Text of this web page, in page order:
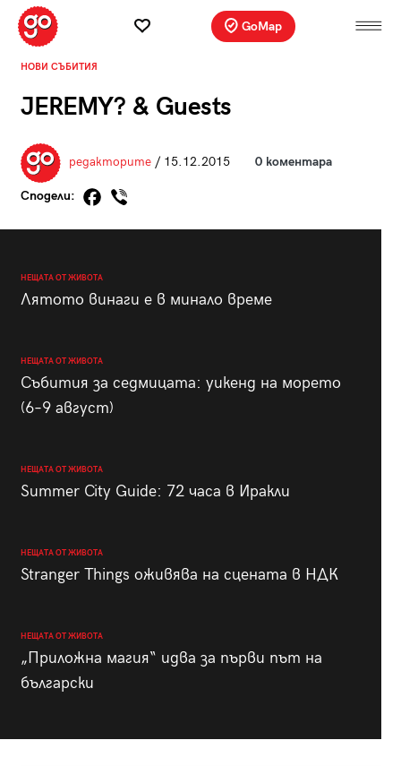
GoMap
НОВИ СЪБИТИЯ
JEREMY? & Guests
редакторите/ 15.12.2015 0 коментара
Сподели:
НЕЩАТА ОТ ЖИВОТА
Лятото винаги е в минало време
НЕЩАТА ОТ ЖИВОТА
Събития за седмицата: уикенд на морето
(6–9 август)
НЕЩАТА ОТ ЖИВОТА
Summer City Guide: 72 часа в Иракли
НЕЩАТА ОТ ЖИВОТА
Stranger Things оживява на сцената в НДК
НЕЩАТА ОТ ЖИВОТА
„Приложна магия“ идва за първи път на
български